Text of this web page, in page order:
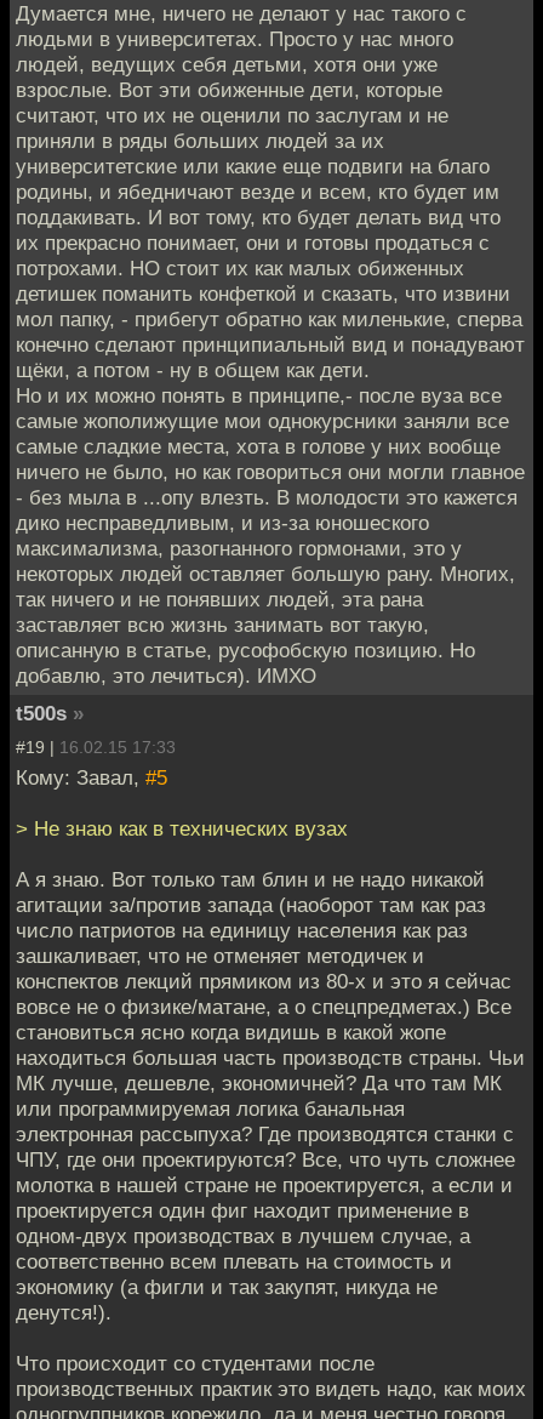
Думается мне, ничего не делают у нас такого с
людьми в университетах. Просто у нас много
людей, ведущих себя детьми, хотя они уже
взрослые. Вот эти обиженные дети, которые
считают, что их не оценили по заслугам и не
приняли в ряды больших людей за их
университетские или какие еще подвиги на благо
родины, и ябедничают везде и всем, кто будет им
поддакивать. И вот тому, кто будет делать вид что
их прекрасно понимает, они и готовы продаться с
потрохами. НО стоит их как малых обиженных
детишек поманить конфеткой и сказать, что извини
мол папку, - прибегут обратно как миленькие, сперва
конечно сделают принципиальный вид и понадувают
щёки, а потом - ну в общем как дети.
Но и их можно понять в принципе,- после вуза все
самые жополижущие мои однокурсники заняли все
самые сладкие места, хота в голове у них вообще
ничего не было, но как говориться они могли главное
- без мыла в ...опу влезть. В молодости это кажется
дико несправедливым, и из-за юношеского
максимализма, разогнанного гормонами, это у
некоторых людей оставляет большую рану. Многих,
так ничего и не понявших людей, эта рана
заставляет всю жизнь занимать вот такую,
описанную в статье, русофобскую позицию. Но
добавлю, это лечиться). ИМХО
t500s »
#19 | 16.02.15 17:33
Кому: Завал, #5
> Не знаю как в технических вузах
А я знаю. Вот только там блин и не надо никакой
агитации за/против запада (наоборот там как раз
число патриотов на единицу населения как раз
зашкаливает, что не отменяет методичек и
конспектов лекций прямиком из 80-х и это я сейчас
вовсе не о физике/матане, а о спецпредметах.) Все
становиться ясно когда видишь в какой жопе
находиться большая часть производств страны. Чьи
МК лучше, дешевле, экономичней? Да что там МК
или программируемая логика банальная
электронная рассыпуха? Где производятся станки с
ЧПУ, где они проектируются? Все, что чуть сложнее
молотка в нашей стране не проектируется, а если и
проектируется один фиг находит применение в
одном-двух производствах в лучшем случае, а
соответственно всем плевать на стоимость и
экономику (а фигли и так закупят, никуда не
денутся!).
Что происходит со студентами после
производственных практик это видеть надо, как моих